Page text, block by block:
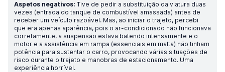
Aspetos negativos: Tive de pedir a substituição da viatura duas
vezes (entrada do tanque de combustível amassada) antes de
receber um veículo razoável. Mas, ao iniciar o trajeto, percebi
que era apenas aparência, pois o ar-condicionado não funcionava
corretamente, a suspensão estava batendo intensamente e o
motor e a assistência em rampa (essenciais em malta) não tinham
potência para sustentar o carro, provocando várias situações de
risco durante o trajeto e manobras de estacionamento. Uma
experiência horrível.